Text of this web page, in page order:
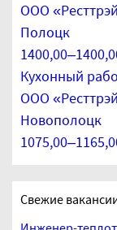
ООО
Полоцк
Кухонный
ООО
Новополоцк
Свежие